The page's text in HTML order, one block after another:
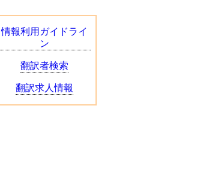
情報利用ガイドライ
ン
翻訳者検索
翻訳求人情報